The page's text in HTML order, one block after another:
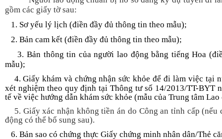
gồm các giấy tờ sau:
Sơ yếu lý lịch (điền đầy đủ thông tin theo mẫu);
Bản cam kết (điền đầy đủ thông tin theo mẫu);
Bản thông tin của người lao động bằng tiếng Hoa
mẫu);
4. Giấy khám và chứng nhận sức khỏe để đi làm việc tại
xét nghiệm theo quy định tại Thông tư số 14/2013/TT-BYT
tế về việc hướng dẫn khám sức khỏe (mẫu của Trung tâm
5. Giấy xác nhận không tiền án do Công an tỉnh cấp (nếu
động có thể bổ sung sau).
. Bản sao có chứng thực Giấy chứng minh nhân dân/Thẻ